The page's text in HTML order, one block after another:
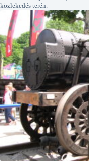
közlekedés terén.